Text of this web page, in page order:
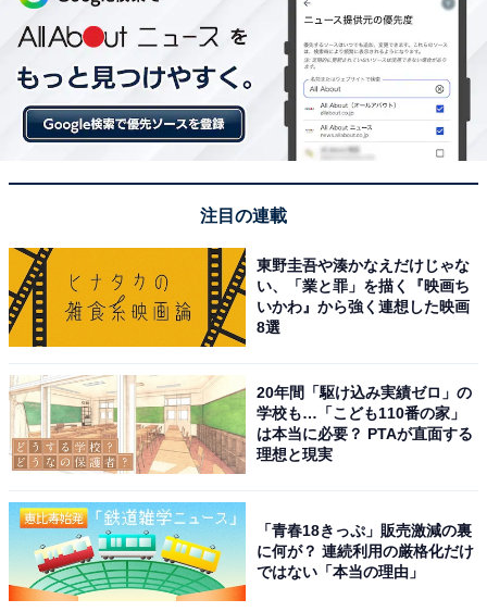
注目の連載
東野圭吾や湊かなえだけじゃな
い、「業と罪」を描く『映画ち
いかわ』から強く連想した映画
8選
20年間「駆け込み実績ゼロ」の
学校も…「こども110番の家」
は本当に必要？ PTAが直面する
理想と現実
「青春18きっぷ」販売激減の裏
に何が？ 連続利用の厳格化だけ
ではない「本当の理由」